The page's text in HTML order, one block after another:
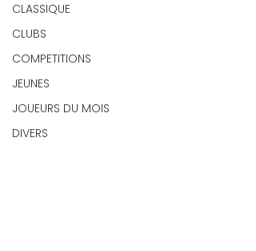
CLASSIQUE
CLUBS
COMPETITIONS
JEUNES
JOUEURS DU MOIS
DIVERS